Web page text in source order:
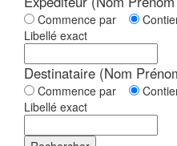
Commence par
Libellé exact
Destinataire (Nom
Commence par
Libellé exact